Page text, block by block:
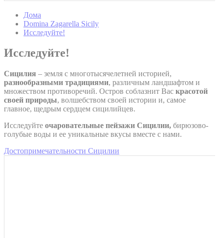
Дома
Domina Zagarella Sicily
Исследуйте!
Исследуйте!
Сицилия – земля с многотысячелетней историей,
разнообразными традициями, различным ландшафтом и
множеством противоречий. Остров соблазнит Вас красотой
своей природы, волшебством своей истории и, самое
главное, щедрым сердцем сицилийцев.
Исследуйте очаровательные пейзажи Сицилии, бирюзово-
голубые воды и ее уникальные вкусы вместе с нами.
Достопримечательности Сицилии